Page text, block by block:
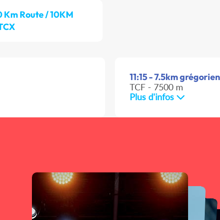
Km Route / 10KM
11:15 - 7.5km
TCF - 7500 m
Plus d'infos